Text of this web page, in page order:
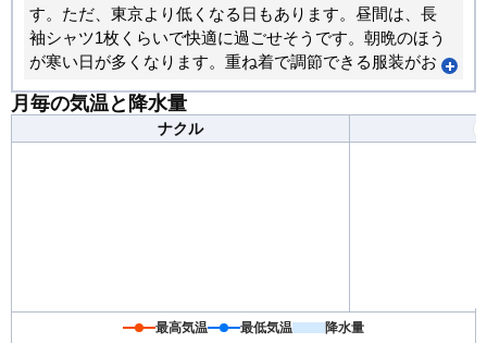
す。ただ、東京より低くなる日もあります。昼間は、長
袖シャツ1枚くらいで快適に過ごせそうです。朝晩のほう
が寒い日が多くなります。重ね着で調節できる服装がお
月毎の気温と降水量
ナクル
最高気温 最低気温
降水量